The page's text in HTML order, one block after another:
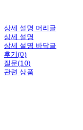
상세 설명 머리글
상세 설명
상세 설명 바닥글
후기(0)
질문(10)
관련 상품